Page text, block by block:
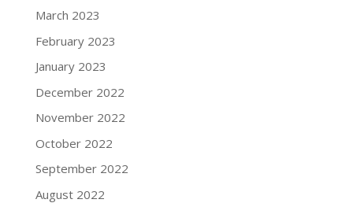
March 2023
February 2023
January 2023
December 2022
November 2022
October 2022
September 2022
August 2022